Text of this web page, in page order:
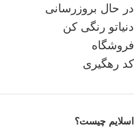
در حال بروزرسانی
دنیاتو رنگی کن
فروشگاه
کد رهگیری
اسلایم چیست؟